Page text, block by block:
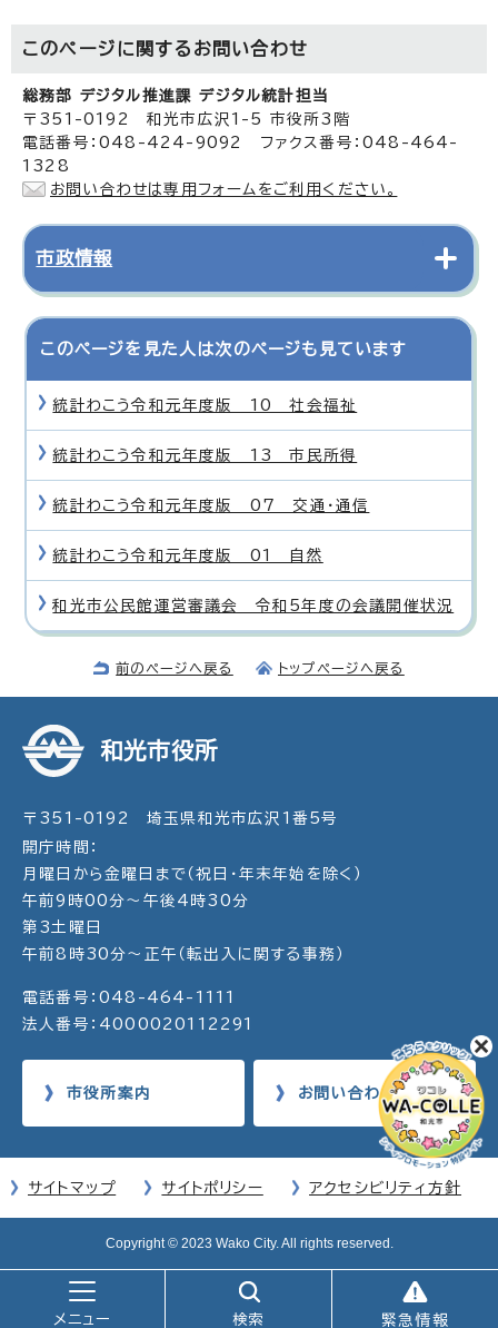
このページに関する お問い合わせ
総務部 デジタル推進課 デジタル統計担当
〒351-0192 和光市広沢1-5 市役所3階
電話番号：048-424-9092 ファクス番号：048-464-
1328
お問い合わせは専用フォームをご利用ください。
市政情報
このページを見た人は次のページも見ています
統計わこう令和元年度版 10 社会福祉
統計わこう令和元年度版 13 市民所得
統計わこう令和元年度版 07 交通・通信
統計わこう令和元年度版 01 自然
和光市公民館運営審議会 令和5年度の会議開催状況
前のページへ戻る トップページへ戻る
メニュー 検索 緊急情報
和光市役所
〒351-0192 埼玉県和光市広沢1番5号
開庁時間：
月曜日から金曜日まで（祝日・年末年始を除く）
午前9時00分～午後4時30分
第3土曜日
午前8時30分～正午（転出入に関する事務）
電話番号：048-464-1111
法人番号：4000020112291
市役所案内 お問い合わせ
サイトマップ サイトポリシー アクセシビリティ方針
Copyright © 2023 Wako City. All rights reserved.